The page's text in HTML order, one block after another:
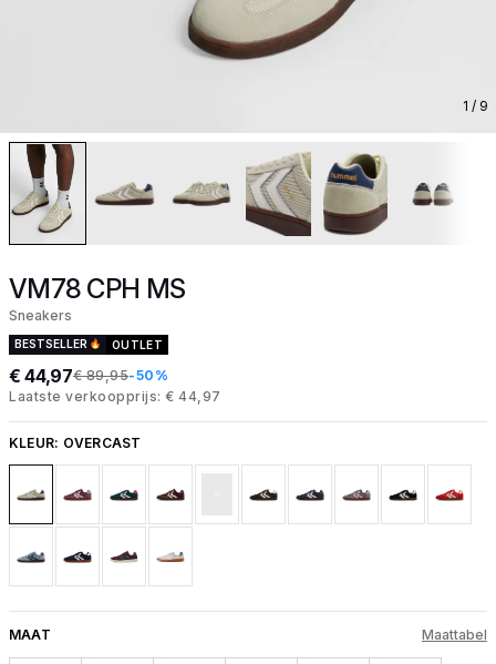
1 / 9
VM78 CPH MS
Sneakers
BESTSELLER OUTLET
€ 44,97€ 89,95-50%
Laatste verkoopprijs: € 44,97
KLEUR: OVERCAST
MAAT Maattabel